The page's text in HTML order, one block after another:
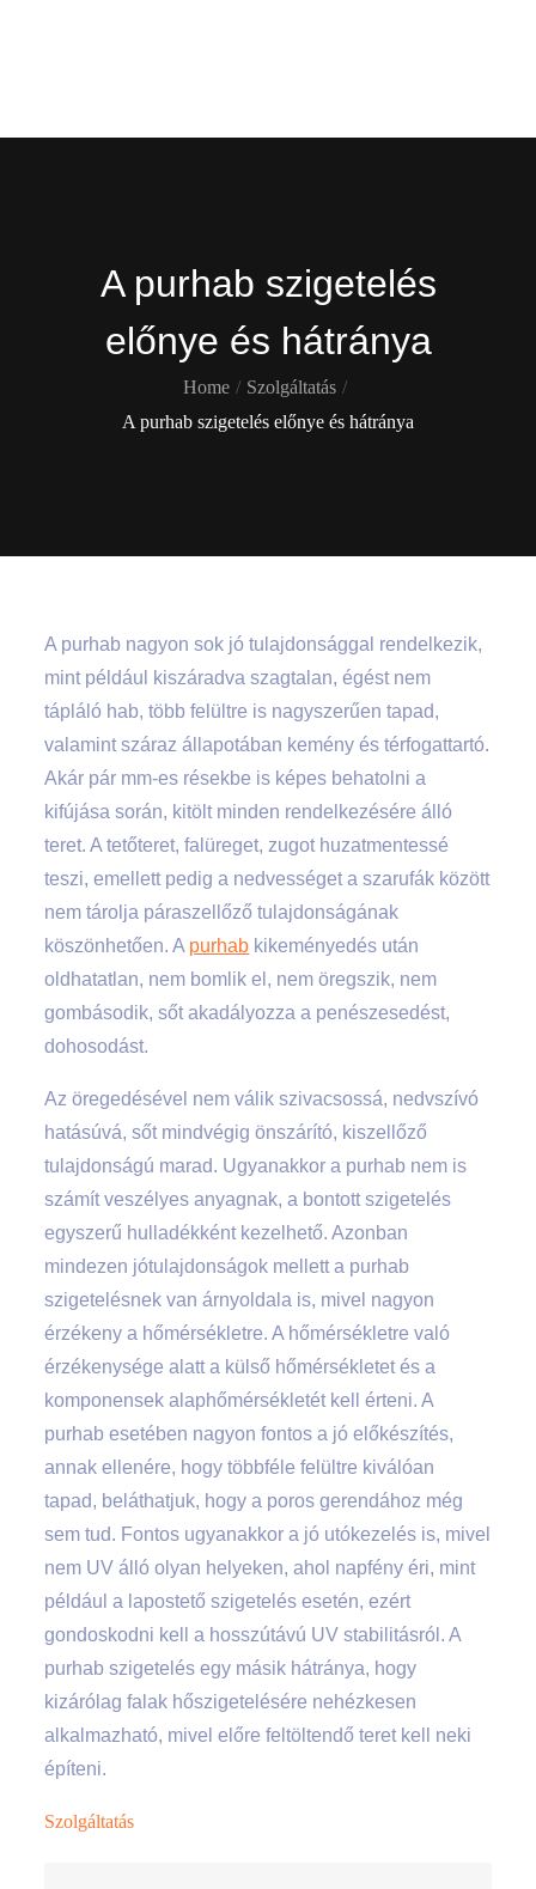
A purhab szigetelés
előnye és hátránya
Home
Szolgáltatás
A purhab szigetelés előnye és hátránya
A purhab nagyon sok jó tulajdonsággal rendelkezik,
mint például kiszáradva szagtalan, égést nem
tápláló hab, több felültre is nagyszerűen tapad,
valamint száraz állapotában kemény és térfogattartó.
Akár pár mm-es résekbe is képes behatolni a
kifújása során, kitölt minden rendelkezésére álló
teret. A tetőteret, falüreget, zugot huzatmentessé
teszi, emellett pedig a nedvességet a szarufák között
nem tárolja páraszellőző tulajdonságának
köszönhetően. A purhab kikeményedés után
oldhatatlan, nem bomlik el, nem öregszik, nem
gombásodik, sőt akadályozza a penészesedést,
dohosodást.
Az öregedésével nem válik szivacsossá, nedvszívó
hatásúvá, sőt mindvégig önszárító, kiszellőző
tulajdonságú marad. Ugyanakkor a purhab nem is
számít veszélyes anyagnak, a bontott szigetelés
egyszerű hulladékként kezelhető. Azonban
mindezen jótulajdonságok mellett a purhab
szigetelésnek van árnyoldala is, mivel nagyon
érzékeny a hőmérsékletre. A hőmérsékletre való
érzékenysége alatt a külső hőmérsékletet és a
komponensek alaphőmérsékletét kell érteni. A
purhab esetében nagyon fontos a jó előkészítés,
annak ellenére, hogy többféle felültre kiválóan
tapad, beláthatjuk, hogy a poros gerendához még
sem tud. Fontos ugyanakkor a jó utókezelés is, mivel
nem UV álló olyan helyeken, ahol napfény éri, mint
például a lapostető szigetelés esetén, ezért
gondoskodni kell a hosszútávú UV stabilitásról. A
purhab szigetelés egy másik hátránya, hogy
kizárólag falak hőszigetelésére nehézkesen
alkalmazható, mivel előre feltöltendő teret kell neki
építeni.
Szolgáltatás